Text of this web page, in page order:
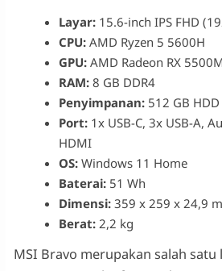
Layar: 15.6-inch IPS FHD
CPU:AMD Ryzen 5 5600H
GPU: AMD Radeon RX
RAM: 8 GB DDR4
Penyimpanan: 512 GB HDD
Port:1x USB-C, 3x USB-A,
HDMI
OS:Windows 11 Home
Baterai: 51 Wh
Dimensi: 359 x 259 x 24,9
Berat:2,2 kg
MSI Bravo merupakan salah